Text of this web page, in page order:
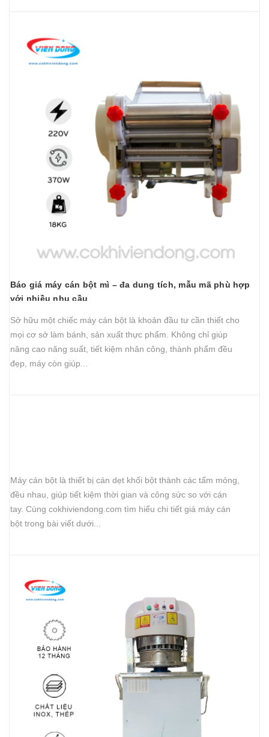
Báo giá máy cán bột mì – đa dung tích, mẫu mã phù hợp
với nhiều nhu cầu
Sở hữu một chiếc máy cán bột là khoản đầu tư cần thiết cho
mọi cơ sở làm bánh, sản xuất thực phẩm. Không chỉ giúp
nâng cao năng suất, tiết kiệm nhân công, thành phẩm đều
đẹp, máy còn giúp...
Máy cán bột là thiết bị cán dẹt khối bột thành các tấm mỏng,
đều nhau, giúp tiết kiệm thời gian và công sức so với cán
tay. Cùng cokhiviendong.com tìm hiểu chi tiết giá máy cán
bột trong bài viết dưới...